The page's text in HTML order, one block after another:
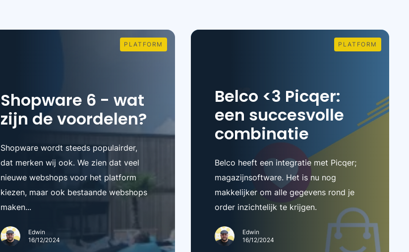
PLATFORM
Shopware 6 - wat
zijn de voordelen?
Shopware wordt steeds populairder,
dat merken wij ook. We zien dat veel
nieuwe webshops voor het platform
kiezen, maar ook bestaande webshops
maken...
Edwin
16/12/2024
PLATFORM
Belco <3 Picqer:
een succesvolle
combinatie
Belco heeft een integratie met Picqer;
magazijnsoftware. Het is nu nog
makkelijker om alle gegevens rond je
order inzichtelijk te krijgen.
Edwin
16/12/2024